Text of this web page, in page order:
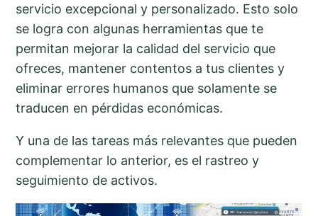
servicio excepcional y personalizado. Esto solo
se logra con algunas herramientas que te
permitan mejorar la calidad del servicio que
ofreces, mantener contentos a tus clientes y
eliminar errores humanos que solamente se
traducen en pérdidas económicas.
Y una de las tareas más relevantes que pueden
complementar lo anterior, es el rastreo y
seguimiento de activos.